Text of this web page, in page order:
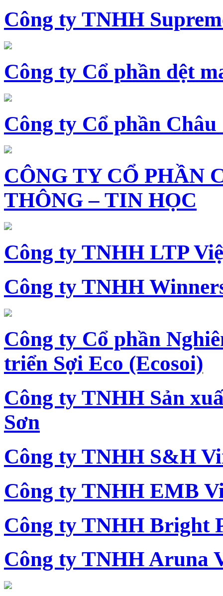
Công ty TNHH
Công ty Cổ phần dệt
Công ty Cổ phần Châu
CÔNG TY CỔ PHẦN
THÔNG – TIN HỌC
Công ty TNHH LTP
Công ty TNHH
Công ty Cổ phần
triển Sợi Eco (Ecosoi)
Công ty TNHH Sản
Sơn
Công ty TNHH S&H
Công ty TNHH EMB
Công ty TNHH Bright
Công ty TNHH Aruna